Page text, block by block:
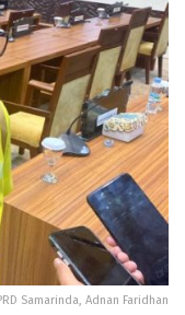
Samarinda, Adnan Faridhan